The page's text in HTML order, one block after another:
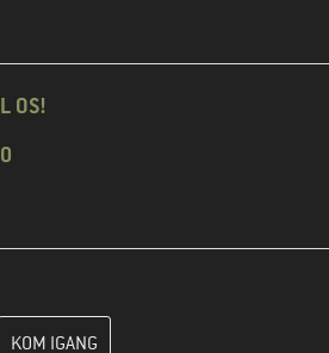
OS!
her, og opret i næste trin din